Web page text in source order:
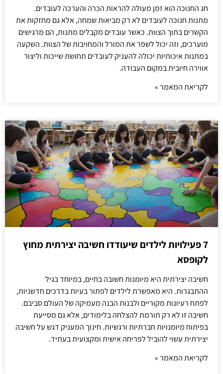
חג החנוכה הוא זמן מעולה להראות הכרה והערכה לעובדים.
מתנות חנוכה לעובדים לא רק מביאות שמחה, אלא גם מחזקות את
הקשרים בתוך הצוות. כאשר עובדים מקבלים מתנות, הם מרגישים
מוערכים, וזה יכול לשפר את המורל והמחויבות של הצוות. השקעה
במתנות איכותיות יכולה להעניק לעובדים תחושת שייכות וליצור
אווירה חיובית במקום העבודה.
לקריאת המאמר »
7 פעילויות לילדים שיעודדו חשיבה יצירתית מחוץ
לקופסא
חשיבה יצירתית היא מיומנות חשובה בחיים, במיוחד בגיל
ההתבגרות. היא מאפשרת לילדים לפתור בעיות בדרכים חדשניות,
לפתח רעיונות מקוריים ולבנות הבנה מעמיקה של העולם סביבם.
חשיבה זו לא רק תורמת להצלחה בלימודים, אלא גם מסייעת
בפיתוח מיומנויות חברתיות ורגשיות. חינוך המעניק דגש על חשיבה
יצירתית עשוי להוביל לפריחה אישית ומקצועית בעתיד.
לקריאת המאמר »